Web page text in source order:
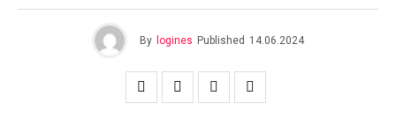
By logines Published 14.06.2024